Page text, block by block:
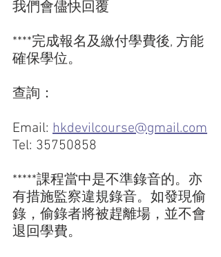
我們會儘快回覆
****完成報名及繳付學費後, 方能
確保學位。
查詢：
Email: hkdevilcourse@gmail.com
Tel: 35750858
*****課程當中是不準錄音的。亦
有措施監察違規錄音。如發現偷
錄，偷錄者將被趕離場，並不會
退回學費。